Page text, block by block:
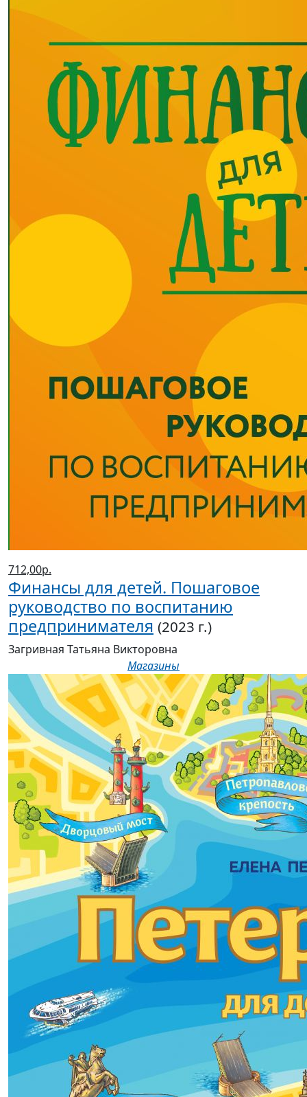
712,00р.
Финансы для детей. Пошаговое
руководство по воспитанию
предпринимателя (2023 г.)
Загривная Татьяна Викторовна
Магазины